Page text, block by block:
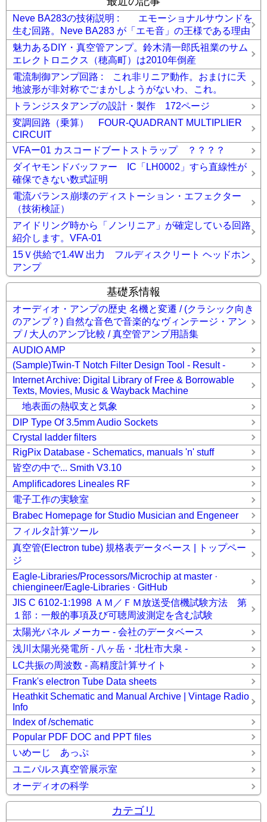
Neve BA283の技術説明 : エモーショナルサウンドを
生む回路。Neve BA283 が「エモ音」の王様である理由
魅力あるDIY・真空管アンプ。鈴木清一郎氏祖業のサム
エレクトロニクス（穂高町）は2010年倒産
電流制御アンプ回路 : これ非リニア動作。おまけに天
地波形が非対称でごまかしようがないわ、これ。
トランジスタアンプの設計・製作 172ページ
変調回路（乗算） FOUR-QUADRANT MULTIPLIER
CIRCUIT
VFAー01 カスコードブートストラップ ？？？？
ダイヤモンドバッファー IC「LH0002」すら直線性が
確保できない数式証明
電流バランス崩壊のディストーション・エフェクター
（技術検証）
アイドリング時から「ノンリニア」が確定している回路
紹介します。VFA-01
15Ｖ供給で1.4W 出力 フルディスクリート ヘッドホン
アンプ
基礎系情報
オーディオ・アンプの歴史 名機と変遷 / (クラシック向き
のアンプ？) 自然な音色で音楽的なヴィンテージ・アン
プ / 大人のアンプ比較 / 真空管アンプ用語集
AUDIO AMP
(Sample)Twin-T Notch Filter Design Tool - Result -
Internet Archive: Digital Library of Free & Borrowable
Texts, Movies, Music & Wayback Machine
地表面の熱収支と気象
DIP Type Of 3.5mm Audio Sockets
Crystal ladder filters
RigPix Database - Schematics, manuals 'n' stuff
皆空の中で... Smith V3.10
Amplificadores Lineales RF
電子工作の実験室
Brabec Homepage for Studio Musician and Engeneer
フィルタ計算ツール
真空管(Electron tube) 規格表データベース | トップペー
ジ
Eagle-Libraries/Processors/Microchip at master ·
chiengineer/Eagle-Libraries · GitHub
JIS C 6102-1:1998 ＡＭ／ＦＭ放送受信機試験方法 第
１部：一般的事項及び可聴周波測定を含む試験
太陽光パネル メーカー - 会社のデータベース
浅川太陽光発電所 - 八ヶ岳・北杜市大泉 -
LC共振の周波数 - 高精度計算サイト
Frank's electron Tube Data sheets
Heathkit Schematic and Manual Archive | Vintage Radio
Info
Index of /schematic
Popular PDF DOC and PPT files
いめーじ あっぷ
ユニパルス真空管展示室
オーディオの科学
カテゴリ